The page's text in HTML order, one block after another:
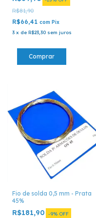
R$81,90
R$66,41 com Pix
3 x de R$23,30 sem juros
Fio de solda 0,5 mm - Prata
45%
R$181,90 -9% OFF